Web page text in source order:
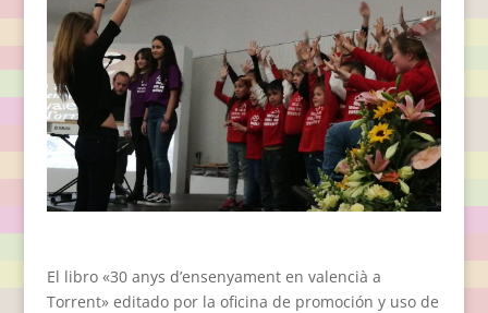
El libro «30 anys d’ensenyament en valencià a
Torrent» editado por la oficina de promoción y uso de